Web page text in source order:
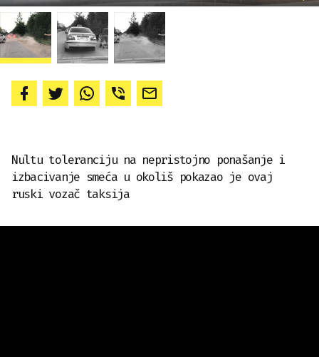
Nultu toleranciju na nepristojno ponašanje i
izbacivanje smeća u okoliš pokazao je ovaj
ruski vozač taksija